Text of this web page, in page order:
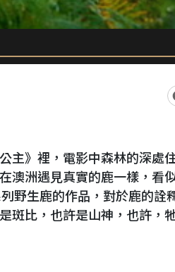
主》裡，電影中森林的深處
澳洲遇見真實的鹿一樣，看
野生鹿的作品，對於鹿的詮
斑比，也許是山神，也許，